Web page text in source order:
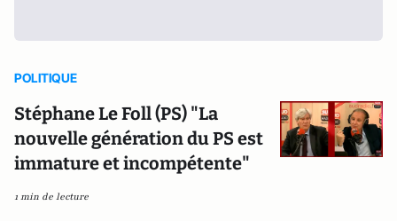
POLITIQUE
Stéphane Le Foll (PS) "La
nouvelle génération du PS est
immature et incompétente"
1 min de lecture